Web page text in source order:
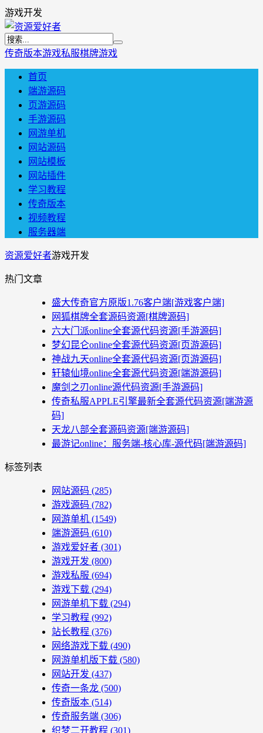
游戏开发
传奇版本游戏私服棋牌游戏
首页
端游源码
页游源码
手游源码
网游单机
网站源码
网站模板
网站插件
学习教程
传奇版本
视频教程
服务器端
资源爱好者游戏开发
热门文章
盛大传奇官方原版1.76客户端[游戏客户端]
网狐棋牌全套源码资源[棋牌源码]
六大门派online全套源代码资源[手游源码]
梦幻昆仑online全套源代码资源[页游源码]
神战九天online全套源代码资源[页游源码]
轩辕仙境online全套源代码资源[端游源码]
魔剑之刃online源代码资源[手游源码]
传奇私服APPLE引擎最新全套源代码资源[端游源
码]
天龙八部全套源码资源[端游源码]
最游记online：服务端-核心库-源代码[端游源码]
标签列表
网站源码 (285)
游戏源码 (782)
网游单机 (1549)
端游源码 (610)
游戏爱好者 (301)
游戏开发 (800)
游戏私服 (694)
游戏下载 (294)
网游单机下载 (294)
学习教程 (992)
站长教程 (376)
网络游戏下载 (490)
网游单机版下载 (580)
网站开发 (437)
传奇一条龙 (500)
传奇版本 (514)
传奇服务端 (306)
织梦二开教程 (301)